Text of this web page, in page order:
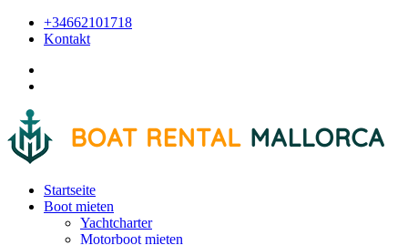
+34662101718
Kontakt
Startseite
Boot mieten
Yachtcharter
Motorboot mieten